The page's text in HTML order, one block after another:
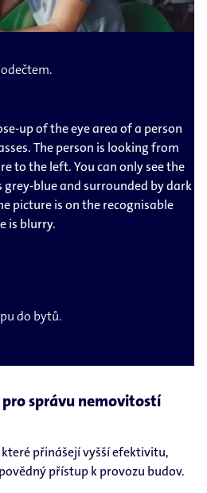
do bytů.
správu nemovitostí
které přinášejí vyšší efektivitu,
přístup k provozu budov.